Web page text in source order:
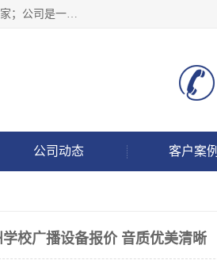
深圳市鼎尊时代科技有限公司主要从事：IP网络定压广播功放厂家、IP网络防水音柱厂家、校园IP网络广播系统厂家；公司是一家集研发、生产、销售公共广播器材于一体的现代电子科技企业。公司成立多年来，本着“自主研发技术、开拓稳定的产品”的宗旨，集多年的行业经验，引航广播行业的迅猛发展，使产品能够适应时代技术发展的需要。
公司动态 客户案例
学校广播设备报价 音质优美清晰